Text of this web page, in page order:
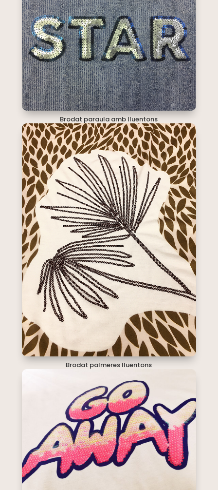
Brodat paraula amb lluentons
Brodat palmeres lluentons